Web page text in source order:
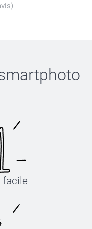
facile